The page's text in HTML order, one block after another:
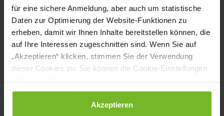
für eine sichere Anmeldung, aber auch um statistische
Daten zur Optimierung der Website-Funktionen zu
erheben, damit wir Ihnen Inhalte bereitstellen können, die
auf Ihre Interessen zugeschnitten sind. Wenn Sie auf
„Akzeptieren“ klicken, stimmen Sie der Verwendung
dieser Cookies zu. Sie können die Cookie-Einstellungen
Datenschutzerklärung|Impressum
Akzeptieren
Ausgabe der KÜCHE. Zudem gibt der
bekannte ExpertePierre Nierhauswichtige
Tipps für alle Kollegen, die ihren eigenen
Betrieb modernisieren wollen – mit allem,
was dazugehört!